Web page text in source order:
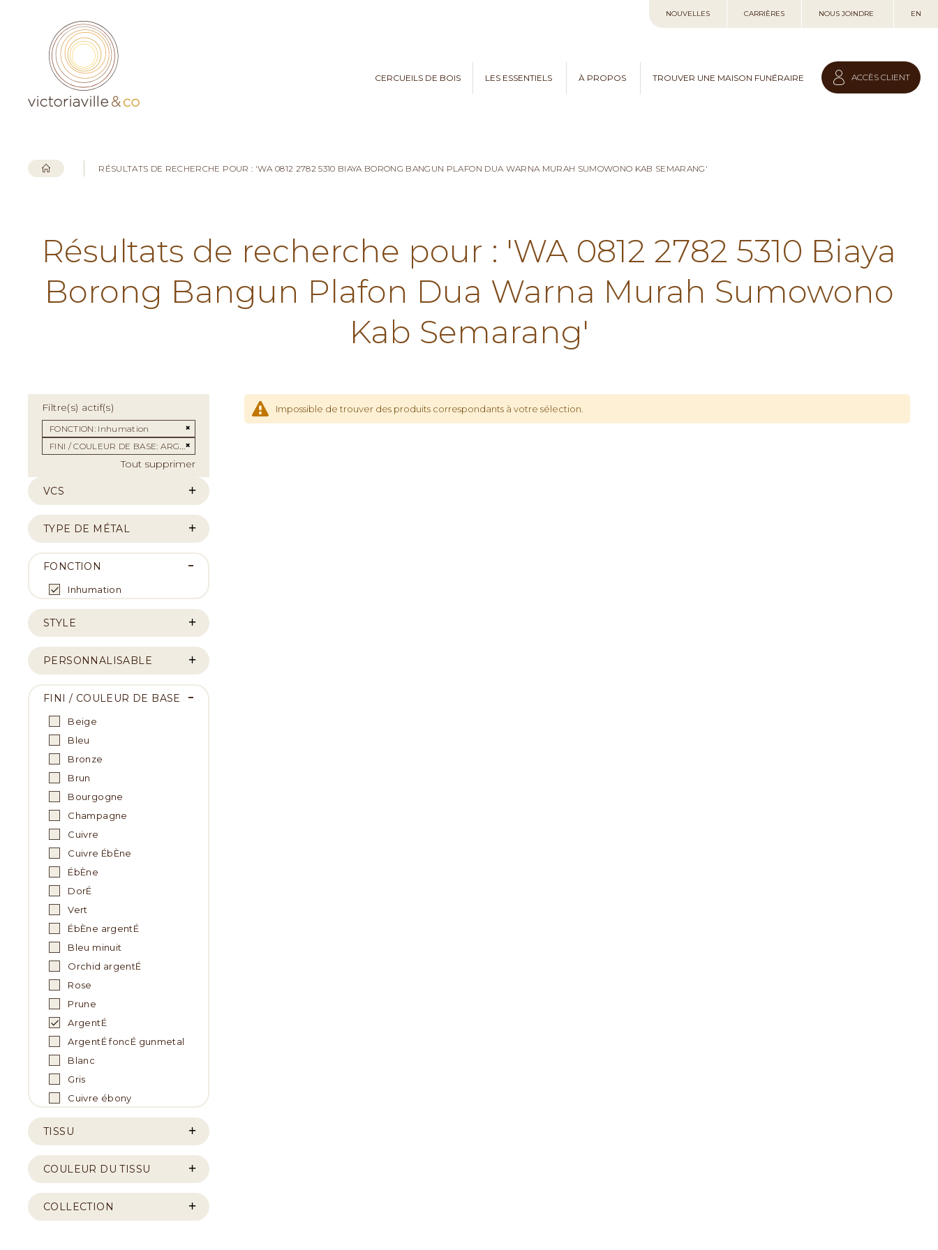
au
NOUVELLES CARRIÈRES NOUS JOINDRE EN
CERCUEILS DE BOIS LES ESSENTIELS À PROPOS TROUVER UNE MAISON FUNÉRAIRE ACCÈS CLIENT
RÉSULTATS DE RECHERCHE POUR : 'WA 0812 2782 5310 BIAYA BORONG BANGUN PLAFON DUA WARNA MURAH SUMOWONO KAB SEMARANG'
Résultats de recherche pour : 'WA 0812 2782 5310 Biaya
Borong Bangun Plafon Dua Warna Murah Sumowono
Kab Semarang'
Impossible de trouver des produits correspondants à votre sélection.
Filtre(s) actif(s)
FONCTION Inhumation
Supprimer cet Élément
FINI / COULEUR DE BASE ARGENTÉ
Tout supprimer
VCS
TYPE DE MÉTAL
FONCTION
Inhumation
STYLE
PERSONNALISABLE
FINI / COULEUR DE BASE
Beige
Bleu
Bronze
Brun
Bourgogne
Champagne
Cuivre
Cuivre ÉbÈne
ÉbÈne
DorÉ
Vert
ÉbÈne argentÉ
Bleu minuit
Orchid argentÉ
Rose
Prune
ArgentÉ
ArgentÉ foncÉ gunmetal
Blanc
Gris
Cuivre ébony
TISSU
COULEUR DU TISSU
COLLECTION